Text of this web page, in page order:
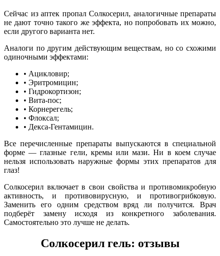
Сейчас из аптек пропал Солкосерил, аналогичные препараты
не дают точно такого же эффекта, но попробовать их можно,
если другого варианта нет.
Аналоги по другим действующим веществам, но со схожими
одиночными эффектами:
• Ацикловир;
• Эритромицин;
• Гидрокортизон;
• Вита-пос;
• Корнерегель;
• Флоксал;
• Декса-Гентамицин.
Все перечисленные препараты выпускаются в специальной
форме — глазные гели, кремы или мази. Ни в коем случае
нельзя использовать наружные формы этих препаратов для
глаз!
Солкосерил включает в свои свойства и противомикробную
активность, и противовирусную, и противогрибковую.
Заменить его одним средством вряд ли получится. Врач
подберёт замену исходя из конкретного заболевания.
Самостоятельно это лучше не делать.
Солкосерил гель: отзывы